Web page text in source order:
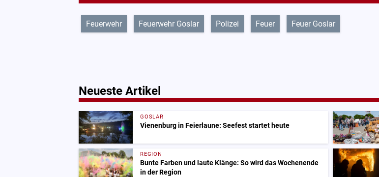
Feuerwehr Feuerwehr Goslar Polizei Feuer Feuer Goslar
Neueste Artikel
GOSLAR
Vienenburg in Feierlaune: Seefest startet heute
REGION
Bunte Farben und laute Klänge: So wird das Wochenende
in der Region